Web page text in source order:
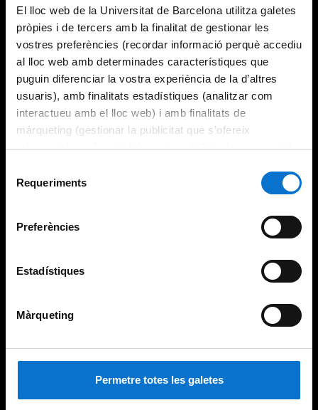
El lloc web de la Universitat de Barcelona utilitza galetes
pròpies i de tercers amb la finalitat de gestionar les
vostres preferències (recordar informació perquè accediu
al lloc web amb determinades característiques que
puguin diferenciar la vostra experiència de la d’altres
usuaris), amb finalitats estadístiques (analitzar com
interactueu amb el lloc web) i amb finalitats de
màrqueting (gestionar la publicitat que s’ofereix
adequant-la en funció dels vostres hàbits de navegació).
consultar laPolítica de galetes del lloc web de la
Requeriments
Preferències
Estadístiques
Màrqueting
Permetre totes les galetes